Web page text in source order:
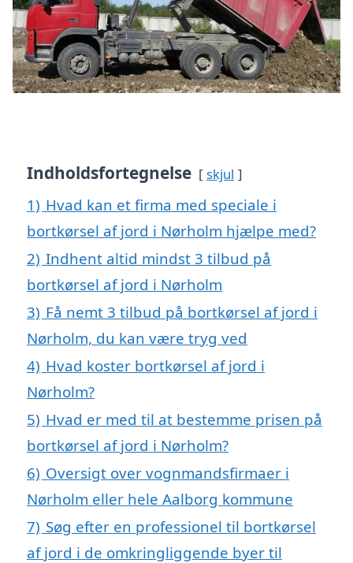
Indholdsfortegnelse skjul
1) Hvad kan et firma med speciale i
bortkørsel af jord i Nørholm hjælpe med?
2) Indhent altid mindst 3 tilbud på
bortkørsel af jord i Nørholm
3) Få nemt 3 tilbud på bortkørsel af jord i
Nørholm, du kan være tryg ved
4) Hvad koster bortkørsel af jord i
Nørholm?
5) Hvad er med til at bestemme prisen på
bortkørsel af jord i Nørholm?
6) Oversigt over vognmandsfirmaer i
Nørholm eller hele Aalborg kommune
7) Søg efter en professionel til bortkørsel
af jord i de omkringliggende byer til